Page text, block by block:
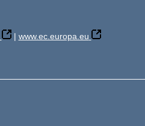
| www.ec.europa.eu